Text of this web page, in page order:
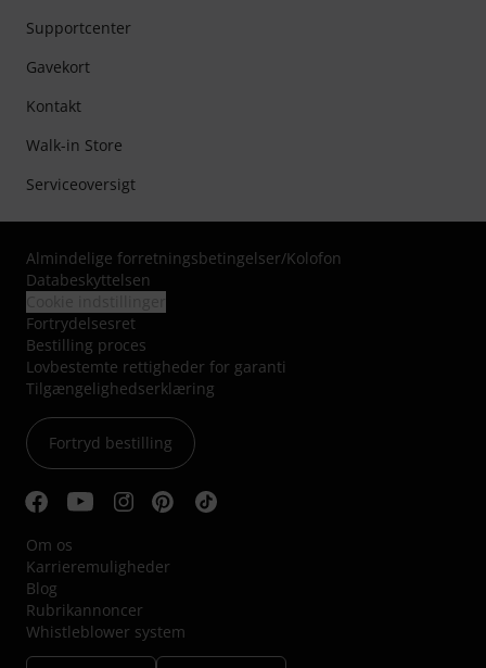
Supportcenter
Gavekort
Kontakt
Walk-in Store
Serviceoversigt
Almindelige forretningsbetingelser/Kolofon
Databeskyttelsen
Fortrydelsesret
Bestilling proces
Lovbestemte rettigheder for garanti
Tilgængelighedserklæring
Fortryd bestilling
Om os
Karrieremuligheder
Blog
Rubrikannoncer
Whistleblower system